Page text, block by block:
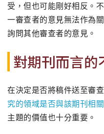
受，但也可能剛好相反。
一審查者的意見無法作為
詢問其他審查者的意見。
對期刊而言的
在決定是否將稿件送至審
究的領域是否與該期刊相關
主題的價值也十分重要。